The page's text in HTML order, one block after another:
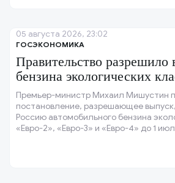
ГОСЭКОНОМИКА
Правительство разрешило
бензина экологических
Премьер-министр Михаил Мишустин
постановление, разрешающее
Россию автомобильного бензина
«Евро-2», «Евро-3» и «Евро-4» до 1
05 августа 2026, 23:02